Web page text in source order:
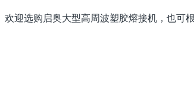
欢迎选购启奥大型高周波塑胶熔接机，也可